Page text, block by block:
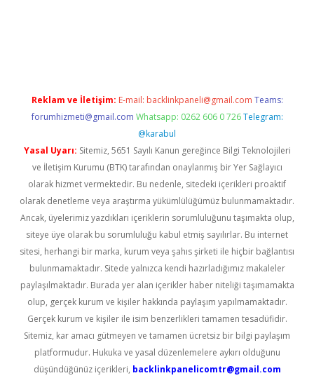
Reklam ve İletişim: E-mail: backlinkpaneli@gmail.com Teams:
forumhizmeti@gmail.com Whatsapp: 0262 606 0 726 Telegram:
@karabul
Yasal Uyarı: Sitemiz, 5651 Sayılı Kanun gereğince Bilgi Teknolojileri
ve İletişim Kurumu (BTK) tarafından onaylanmış bir Yer Sağlayıcı
olarak hizmet vermektedir. Bu nedenle, sitedeki içerikleri proaktif
olarak denetleme veya araştırma yükümlülüğümüz bulunmamaktadır.
Ancak, üyelerimiz yazdıkları içeriklerin sorumluluğunu taşımakta olup,
siteye üye olarak bu sorumluluğu kabul etmiş sayılırlar. Bu internet
sitesi, herhangi bir marka, kurum veya şahıs şirketi ile hiçbir bağlantısı
bulunmamaktadır. Sitede yalnızca kendi hazırladığımız makaleler
paylaşılmaktadır. Burada yer alan içerikler haber niteliği taşımamakta
olup, gerçek kurum ve kişiler hakkında paylaşım yapılmamaktadır.
Gerçek kurum ve kişiler ile isim benzerlikleri tamamen tesadüfidir.
Sitemiz, kar amacı gütmeyen ve tamamen ücretsiz bir bilgi paylaşım
platformudur. Hukuka ve yasal düzenlemelere aykırı olduğunu
düşündüğünüz içerikleri, backlinkpanelicomtr@gmail.com